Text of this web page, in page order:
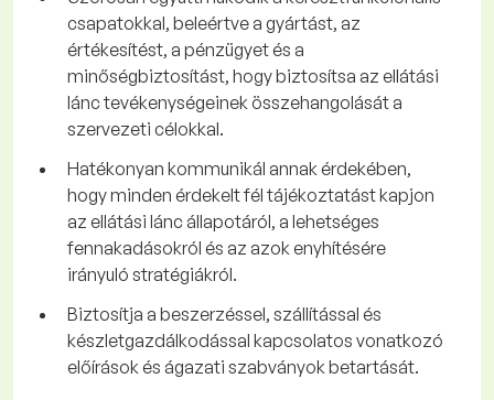
csapatokkal, beleértve a gyártást, az
értékesítést, a pénzügyet és a
minőségbiztosítást, hogy biztosítsa az ellátási
lánc tevékenységeinek összehangolását a
szervezeti célokkal.
Hatékonyan kommunikál annak érdekében,
hogy minden érdekelt fél tájékoztatást kapjon
az ellátási lánc állapotáról, a lehetséges
fennakadásokról és az azok enyhítésére
irányuló stratégiákról.
Biztosítja a beszerzéssel, szállítással és
készletgazdálkodással kapcsolatos vonatkozó
előírások és ágazati szabványok betartását.